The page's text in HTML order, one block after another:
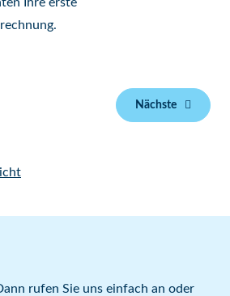
Nächste
rufen Sie uns einfach an oder